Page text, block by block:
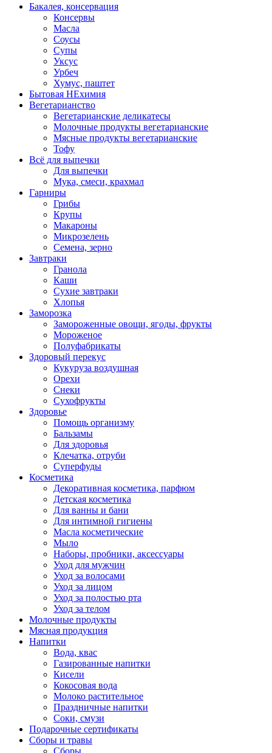
Бакалея, консервация
Консервы
Масла
Соусы
Супы
Уксус
Урбеч
Хумус, паштет
Бытовая НЕхимия
Вегетарианство
Вегетарианские деликатесы
Молочные продукты вегетарианские
Мясные продукты вегетарианские
Тофу
Всё для выпечки
Для выпечки
Мука, смеси, крахмал
Гарниры
Грибы
Крупы
Макароны
Микрозелень
Семена, зерно
Завтраки
Гранола
Каши
Сухие завтраки
Хлопья
Заморозка
Замороженные овощи, ягоды, фрукты
Мороженое
Полуфабрикаты
Здоровый перекус
Кукуруза воздушная
Орехи
Снеки
Сухофрукты
Здоровье
Помощь организму
Бальзамы
Для здоровья
Клечатка, отруби
Суперфуды
Косметика
Декоративная косметика, парфюм
Детская косметика
Для ванны и бани
Для интимной гигиены
Масла косметические
Мыло
Наборы, пробники, аксессуары
Уход для мужчин
Уход за волосами
Уход за лицом
Уход за полостью рта
Уход за телом
Молочные продукты
Мясная продукция
Напитки
Вода, квас
Газированные напитки
Кисели
Кокосовая вода
Молоко растительное
Праздничные напитки
Соки, смузи
Подарочные сертификаты
Сборы и травы
Сборы